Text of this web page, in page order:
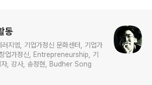
동
지엠, 기업가정신 문화센터, 기업가
업가정신, Entrepreneurship, 기
자, 강사, 송정현, Budher Song